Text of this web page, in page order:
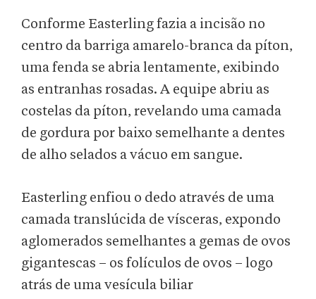
Conforme Easterling fazia a incisão no
centro da barriga amarelo-branca da píton,
uma fenda se abria lentamente, exibindo
as entranhas rosadas. A equipe abriu as
costelas da píton, revelando uma camada
de gordura por baixo semelhante a dentes
de alho selados a vácuo em sangue.
Easterling enfiou o dedo através de uma
camada translúcida de vísceras, expondo
aglomerados semelhantes a gemas de ovos
gigantescas – os folículos de ovos – logo
atrás de uma vesícula biliar